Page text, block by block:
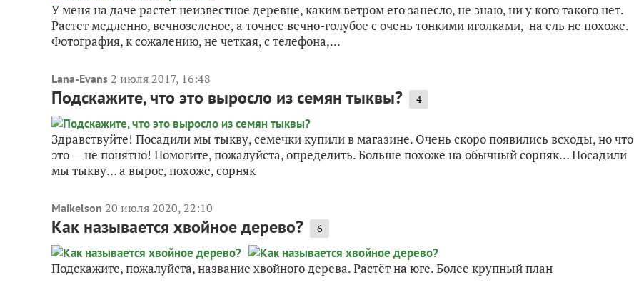
У меня на даче растет неизвестное деревце, каким ветром его занесло, не знаю, ни у кого такого нет.
Растет медленно, вечнозеленое, а точнее вечно-голубое с очень тонкими иголками, на ель не похоже.
Фотография, к сожалению, не четкая, с телефона,...
Lana-Evans 2 июля 2017, 16:48
Подскажите, что это выросло из семян тыквы? 4
Здравствуйте! Посадили мы тыкву, семечки купили в магазине. Очень скоро появились всходы, но что
это — не понятно! Помогите, пожалуйста, определить. Больше похоже на обычный сорняк… Посадили
мы тыкву… а вырос, похоже, сорняк
Maikelson 20 июля 2020, 22:10
Как называется хвойное дерево? 6
Подскажите, пожалуйста, название хвойного дерева. Растёт на юге. Более крупный план